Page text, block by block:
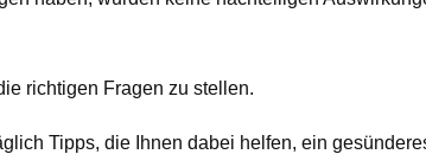
richtigen Fragen zu stellen.
Tipps, die Ihnen dabei helfen, ein